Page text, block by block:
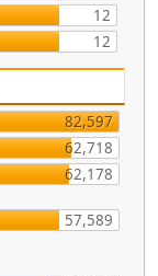
12
12
82,597
62,718
62,178
57,589